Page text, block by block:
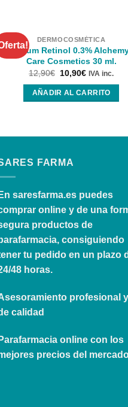
DERMOCOSMÉTICA
Serum Retinol 0.3%
Care Cosmetics 30 ml.
12,90€ 10,90€ IVA inc.
AÑADIR AL CARRITO
FARMA
En saresfarma.es puedes
online y de una
productos de
consiguiendo
tu pedido en un plazo
48 horas.
profesional y
calidad
Parafarmacia online con los
precios del